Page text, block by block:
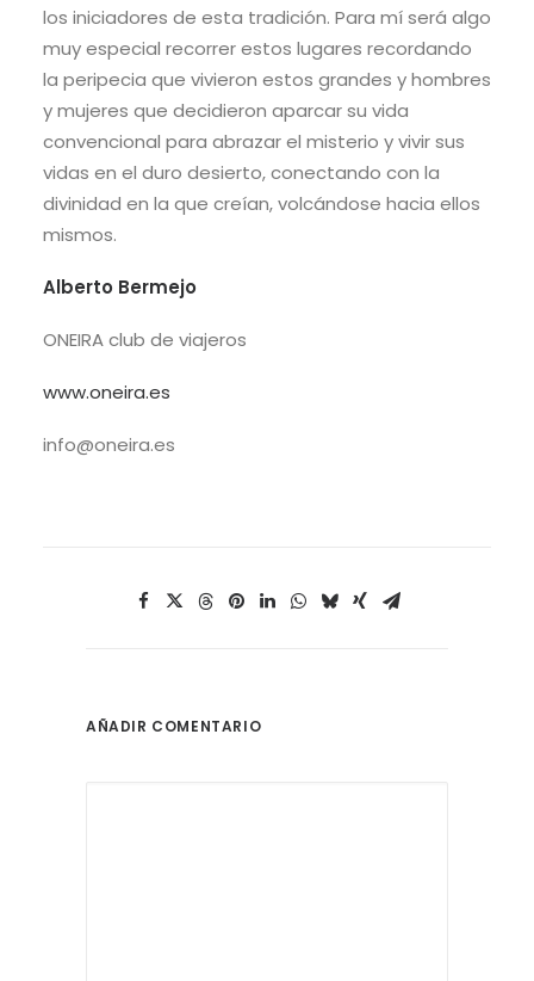
los iniciadores de esta tradición. Para mí será algo
muy especial recorrer estos lugares recordando
la peripecia que vivieron estos grandes y hombres
y mujeres que decidieron aparcar su vida
convencional para abrazar el misterio y vivir sus
vidas en el duro desierto, conectando con la
divinidad en la que creían, volcándose hacia ellos
mismos.
Alberto Bermejo
ONEIRA club de viajeros
www.oneira.es
info@oneira.es
AÑADIR COMENTARIO